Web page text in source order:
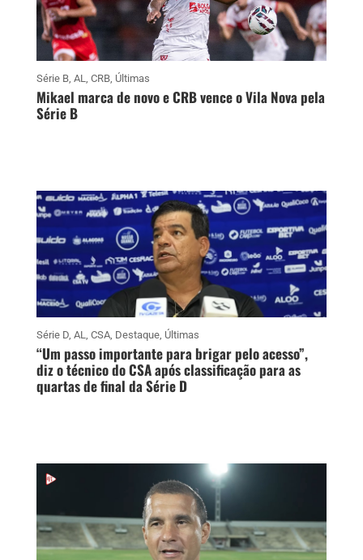
Série B, AL, CRB, Últimas
Mikael marca de novo e CRB vence o Vila Nova pela
Série B
Série D, AL, CSA, Destaque, Últimas
“Um passo importante para brigar pelo acesso”,
diz o técnico do CSA após classificação para as
quartas de final da Série D